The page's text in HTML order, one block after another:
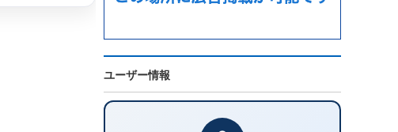
ユーザー情報